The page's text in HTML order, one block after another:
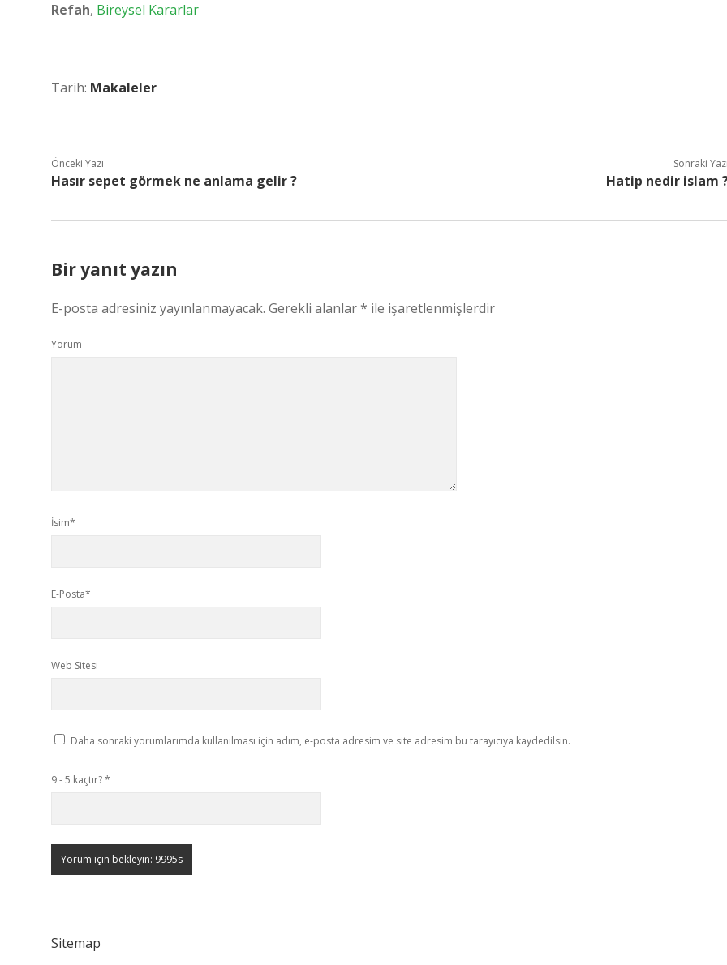
Refah, Bireysel Kararlar
Tarih: Makaleler
Önceki Yazı
Hasır sepet görmek ne anlama gelir ?
Sonraki
Hatip nedir islam
Bir yanıt yazın
E-posta adresiniz yayınlanmayacak. Gerekli alanlar* ile işaretlenmişlerdir
Yorum
İsim*
E-Posta*
Web Sitesi
Daha sonraki yorumlarımda kullanılması için adım, e-posta adresim ve site adresim bu tarayıcıya kaydedilsin.
9 - 5 kaçtır?*
Sitemap